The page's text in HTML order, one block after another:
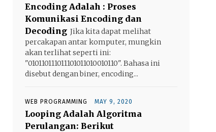
Encoding Adalah : Proses
Komunikasi Encoding dan
Decoding Jika kita dapat melihat
percakapan antar komputer, mungkin
akan terlihat seperti ini:
"010110111011101011010010110". Bahasa ini
disebut dengan biner, encoding...
WEB PROGRAMMING MAY 9, 2020
Looping Adalah Algoritma
Perulangan: Berikut